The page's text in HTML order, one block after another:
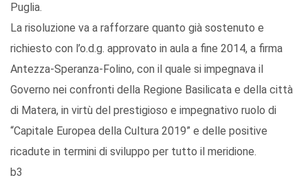
Puglia.
La risoluzione va a rafforzare quanto già sostenuto e
richiesto con l’o.d.g. approvato in aula a fine 2014, a firma
Antezza-Speranza-Folino, con il quale si impegnava il
Governo nei confronti della Regione Basilicata e della città
di Matera, in virtù del prestigioso e impegnativo ruolo di
“Capitale Europea della Cultura 2019” e delle positive
ricadute in termini di sviluppo per tutto il meridione.
b3